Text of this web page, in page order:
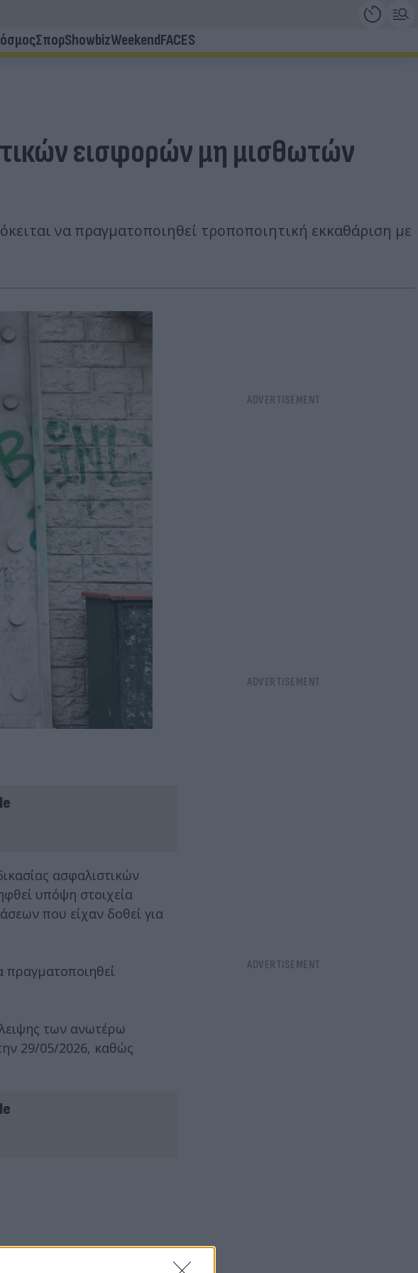
ΣπορShowbizWeekendFACES
εισφορών μη μισθωτών
να πραγματοποιηθεί τροποποιητική εκκαθάριση με
ασφαλιστικών
υπόψη στοιχεία
που είχαν δοθεί για
πραγματοποιηθεί
των ανωτέρω
29/05/2026, καθώς